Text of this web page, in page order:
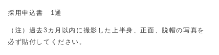
採用申込書 1通
（注）過去3 カ月以内に撮影した上半身、正面、脱帽の写真を
必ず貼付してください。